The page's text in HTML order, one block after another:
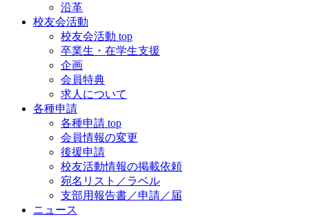
沿革
校友会活動
校友会活動 top
卒業生・在学生支援
企画
会員特典
求人について
各種申請
各種申請 top
会員情報の変更
後援申請
校友活動情報の掲載依頼
宛名リスト／ラベル
支部用報告書／申請／届
ニュース